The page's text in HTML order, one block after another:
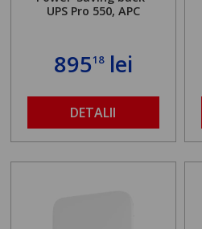
UPS Pro 550, APC
89518lei
DETALII